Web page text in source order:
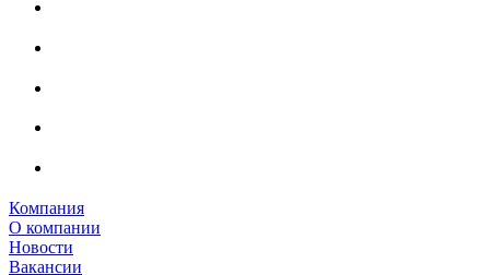
Компания
О компании
Новости
Вакансии